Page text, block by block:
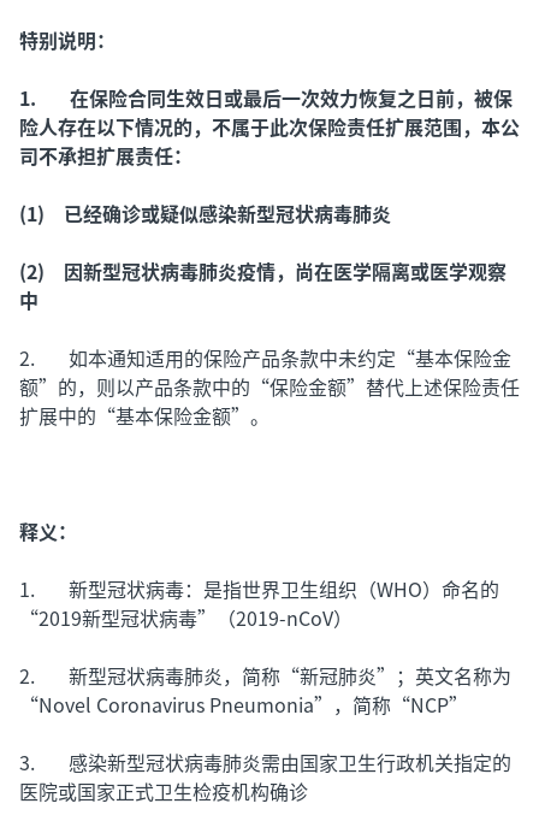
特别说明：
1. 在保险合同生效日或最后一次效力恢复之日前，被保
险人存在以下情况的，不属于此次保险责任扩展范围，本公
司不承担扩展责任：
(1) 已经确诊或疑似感染新型冠状病毒肺炎
(2) 因新型冠状病毒肺炎疫情，尚在医学隔离或医学观察
中
2. 如本通知适用的保险产品条款中未约定“基本保险金
额”的，则以产品条款中的“保险金额”替代上述保险责任
扩展中的“基本保险金额”。
释义：
1. 新型冠状病毒：是指世界卫生组织（WHO）命名的
“2019新型冠状病毒”（2019-nCoV）
2. 新型冠状病毒肺炎，简称“新冠肺炎”；英文名称为
“Novel Coronavirus Pneumonia”，简称“NCP”
3. 感染新型冠状病毒肺炎需由国家卫生行政机关指定的
医院或国家正式卫生检疫机构确诊